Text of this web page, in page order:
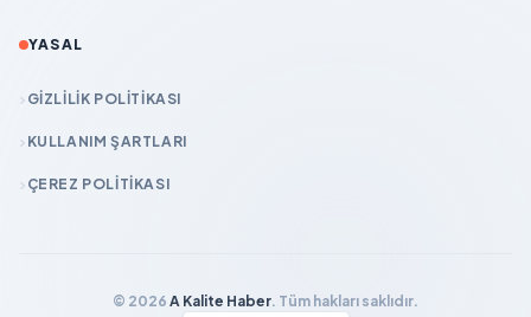
YASAL
GIZLILIK POLITIKASI
KULLANIM ŞARTLARI
ÇEREZ POLITIKASI
© 2026 A Kalite Haber. Tüm hakları saklıdır.